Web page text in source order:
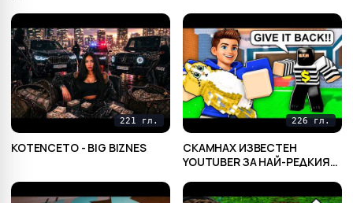
221 гл.
KOTENCETO - BIG BIZNES
226 гл.
СКАМНАХ ИЗВЕСТЕН
YOUTUBER ЗА НАЙ-РЕДКИЯ
BRAINROT